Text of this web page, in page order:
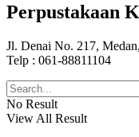
Perpustakaan
Jl. Denai No. 217,
Telp : 061-88811104
No Result
View All Result